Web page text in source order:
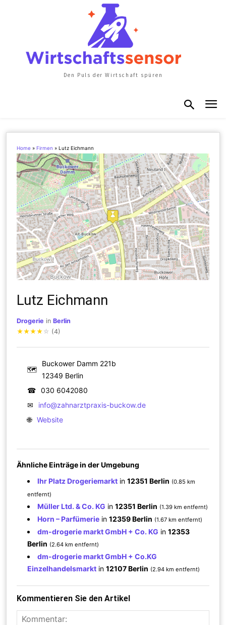
Den Puls der Wirtschaft spüren
Home » Firmen »Lutz Eichmann
Lutz Eichmann
Drogerie inBerlin
★★★★ ☆ (4)
🗺
Buckower Damm 221b
12349 Berlin
☎
030 6042080
✉
info@zahnarztpraxis-buckow.de
🌐 Website
Ähnliche Einträge in der Umgebung
Ihr Platz Drogeriemarkt in12351 Berlin (0.85 km
entfernt)
Müller Ltd. & Co. KG in12351 Berlin (1.39 km entfernt)
Horn – Parfümerie in12359 Berlin (1.67 km entfernt)
dm-drogerie markt GmbH + Co. KG in12353
Berlin (2.64 km entfernt)
dm-drogerie markt GmbH + Co.KG
Einzelhandelsmarkt in12107 Berlin (2.94 km entfernt)
Kommentieren Sie den Artikel